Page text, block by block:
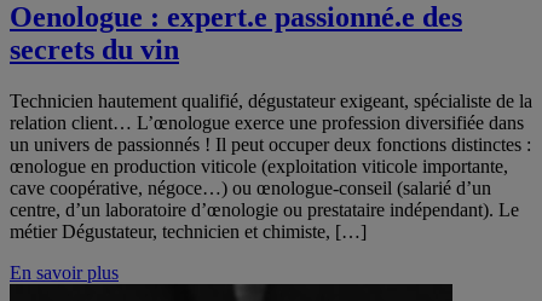
Oenologue : expert.e passionné.e des
secrets du vin
Technicien hautement qualifié, dégustateur exigeant, spécialiste de la
relation client… L’œnologue exerce une profession diversifiée dans
un univers de passionnés ! Il peut occuper deux fonctions distinctes :
œnologue en production viticole (exploitation viticole importante,
cave coopérative, négoce…) ou œnologue-conseil (salarié d’un
centre, d’un laboratoire d’œnologie ou prestataire indépendant). Le
métier Dégustateur, technicien et chimiste, […]
En savoir plus